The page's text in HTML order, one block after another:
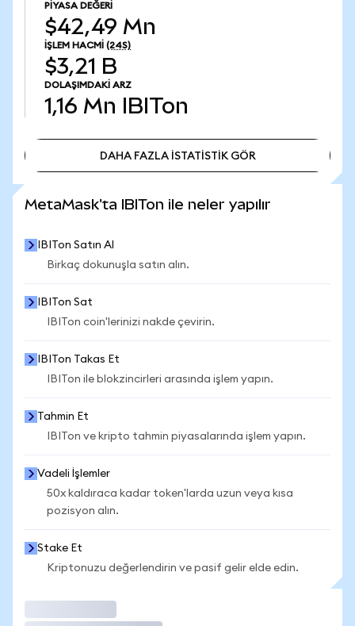
PIYASA DEĞERI
$42,49 Mn
İŞLEM HACMI (24S)
$3,21 B
DOLAŞIMDAKI ARZ
1,16 Mn IBITon
DAHA FAZLA İSTATİSTİK GÖR
MetaMask'ta IBITon ile neler yapılır
IBITon Satın Al
Birkaç dokunuşla satın alın.
IBITon Sat
IBITon coin'lerinizi nakde çevirin.
IBITon Takas Et
IBITon ile blokzincirleri arasında işlem yapın.
Tahmin Et
IBITon ve kripto tahmin piyasalarında işlem yapın.
Vadeli İşlemler
50x kaldıraca kadar token'larda uzun veya kısa
pozisyon alın.
Stake Et
Kriptonuzu değerlendirin ve pasif gelir elde edin.